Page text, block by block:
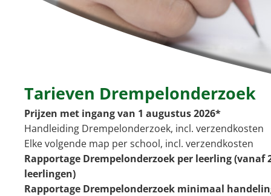
Tarieven Drempelonderzoek
Prijzen met ingang van 1 augustus 2026*
Handleiding Drempelonderzoek, incl.
Elke volgende map per school, incl. verzendkosten
Rapportage Drempelonderzoek per leerling (vanaf
leerlingen)
Rapportage Drempelonderzoek minimaal